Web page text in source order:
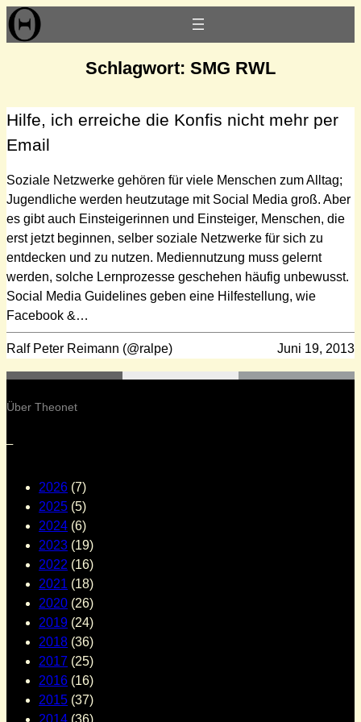
Zum
Inhalt
Schlagwort: SMG RWL
Hilfe, ich erreiche die Konfis nicht mehr per
Email
Soziale Netzwerke gehören für viele Menschen zum Alltag;
Jugendliche werden heutzutage mit Social Media groß. Aber
es gibt auch Einsteigerinnen und Einsteiger, Menschen, die
erst jetzt beginnen, selber soziale Netzwerke für sich zu
entdecken und zu nutzen. Mediennutzung muss gelernt
werden, solche Lernprozesse geschehen häufig unbewusst.
Social Media Guidelines geben eine Hilfestellung, wie
Facebook &…
Ralf Peter Reimann (@ralpe) Juni 19, 2013
Über Theonet
–
2026 (7)
2025 (5)
2024 (6)
2023 (19)
2022 (16)
2021 (18)
2020 (26)
2019 (24)
2018 (36)
2017 (25)
2016 (16)
2015 (37)